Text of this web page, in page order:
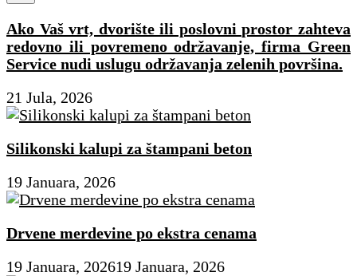
Ako Vaš vrt, dvorište ili poslovni prostor zahteva
redovno ili povremeno održavanje, firma Green
Service nudi uslugu održavanja zelenih površina.
21 Jula, 2026
Silikonski kalupi za štampani beton
19 Januara, 2026
Drvene merdevine po ekstra cenama
19 Januara, 202619 Januara, 2026